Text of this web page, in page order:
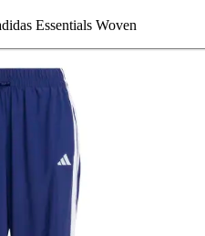
Essentials Woven